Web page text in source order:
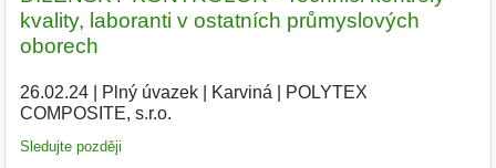
kvality, laboranti v ostatních průmyslových
oborech
26.02.24| Plný úvazek| Karviná
POLYTEX
COMPOSITE, s.r.o.
Sledujte později